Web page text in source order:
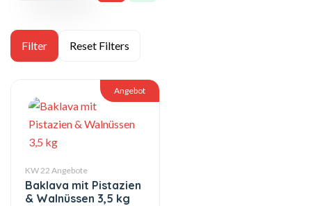
Angebot
KW 22 Angebote
Baklava mit Pistazien
& Walnüssen 3,5 kg